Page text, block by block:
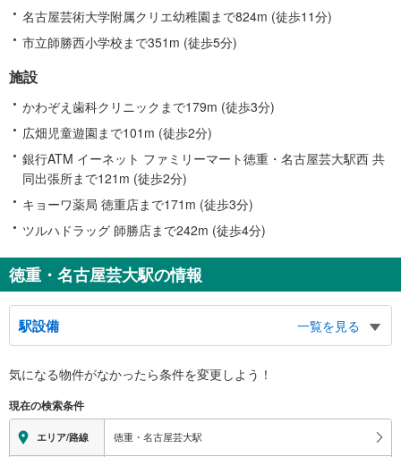
名古屋芸術大学附属クリエ幼稚園まで824m (徒歩11分)
市立師勝西小学校まで351m (徒歩5分)
施設
かわぞえ歯科クリニックまで179m (徒歩3分)
広畑児童遊園まで101m (徒歩2分)
銀行ATM イーネット ファミリーマート徳重・名古屋芸大駅西 共
同出張所まで121m (徒歩2分)
キョーワ薬局 徳重店まで171m (徒歩3分)
ツルハドラッグ 師勝店まで242m (徒歩4分)
徳重・名古屋芸大駅の情報
駅設備
一覧を見る
※段差なしでの移動経路
地上⇔改札⇔ホーム：○
（※各改札⇔反対側のホームへの改札内移動：×）
トイレ
気になる物件がなかったら条件を変更しよう！
現在の検索条件
エリア/路線 徳重・名古屋芸大駅